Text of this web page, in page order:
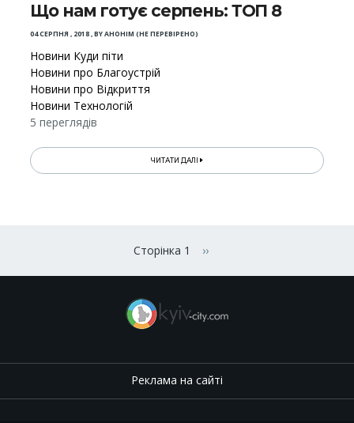
Що нам готує серпень: ТОП 8
04 СЕРПНЯ , 2018,BYАНОНІМ (НЕ ПЕРЕВІРЕНО)
Новини Куди піти
Новини про Благоустрій
Новини про Відкриття
Новини Технологій
5 переглядів
ЧИТАТИ ДАЛІ
сторінки
Сторінка 1 Наступна сторінка
››
Реклама на сайті